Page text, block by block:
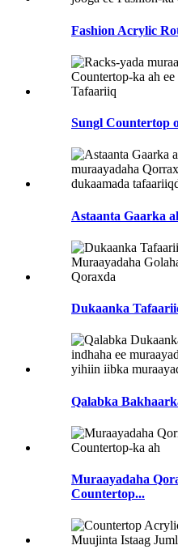
Fashion Acrylic
Sungl Countertop
Astaanta Gaarka
Dukaanka
Qalabka
Muraayadaha
Countertop...